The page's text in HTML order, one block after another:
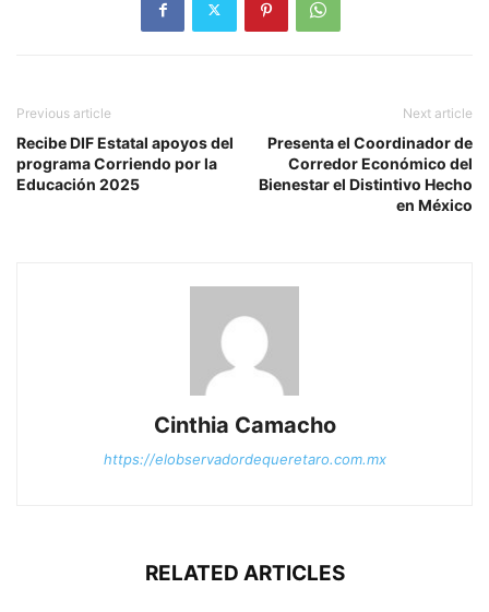
Previous article
Recibe DIF Estatal apoyos del
programa Corriendo por la
Educación 2025
Next article
Presenta el Coordinador de
Corredor Económico del
Bienestar el Distintivo Hecho
en México
Cinthia Camacho
https://elobservadordequeretaro.com.mx
RELATED ARTICLES